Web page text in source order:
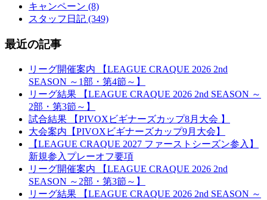
キャンペーン (8)
スタッフ日記 (349)
最近の記事
リーグ開催案内 【LEAGUE CRAQUE 2026 2nd
SEASON ～1部・第4節～】
リーグ結果 【LEAGUE CRAQUE 2026 2nd SEASON ～
2部・第3節～】
試合結果 【PIVOXビギナーズカップ8月大会 】
大会案内【PIVOXビギナーズカップ9月大会】
【LEAGUE CRAQUE 2027 ファーストシーズン参入】
新規参入プレーオフ要項
リーグ開催案内 【LEAGUE CRAQUE 2026 2nd
SEASON ～2部・第3節～】
リーグ結果 【LEAGUE CRAQUE 2026 2nd SEASON ～